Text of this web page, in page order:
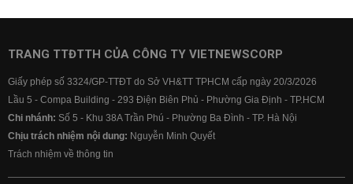
TRANG TTĐTTH CỦA CÔNG TY VIETNEWSCORP
Giấy phép số 3324/GP-TTĐT do Sở VH&TT TPHCM cấp ngày 20/3/2026
Lầu 5 - Compa Building - 293 Điện Biên Phủ - Phường Gia Định - TP.HCM
Chi nhánh: Số 5 - Khu 38A Trần Phú - Phường Ba Đình - TP. Hà Nội
Chịu trách nhiệm nội dung: Nguyễn Minh Quyết
Trách nhiệm về thông tin